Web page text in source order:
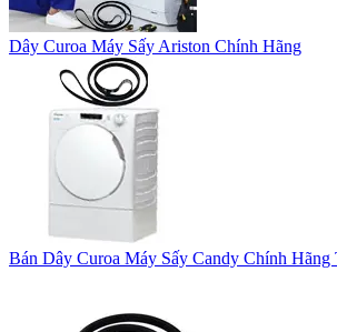
Dây Curoa Máy Sấy Ariston Chính Hãng
Bán Dây Curoa Máy Sấy Candy Chính Hãng